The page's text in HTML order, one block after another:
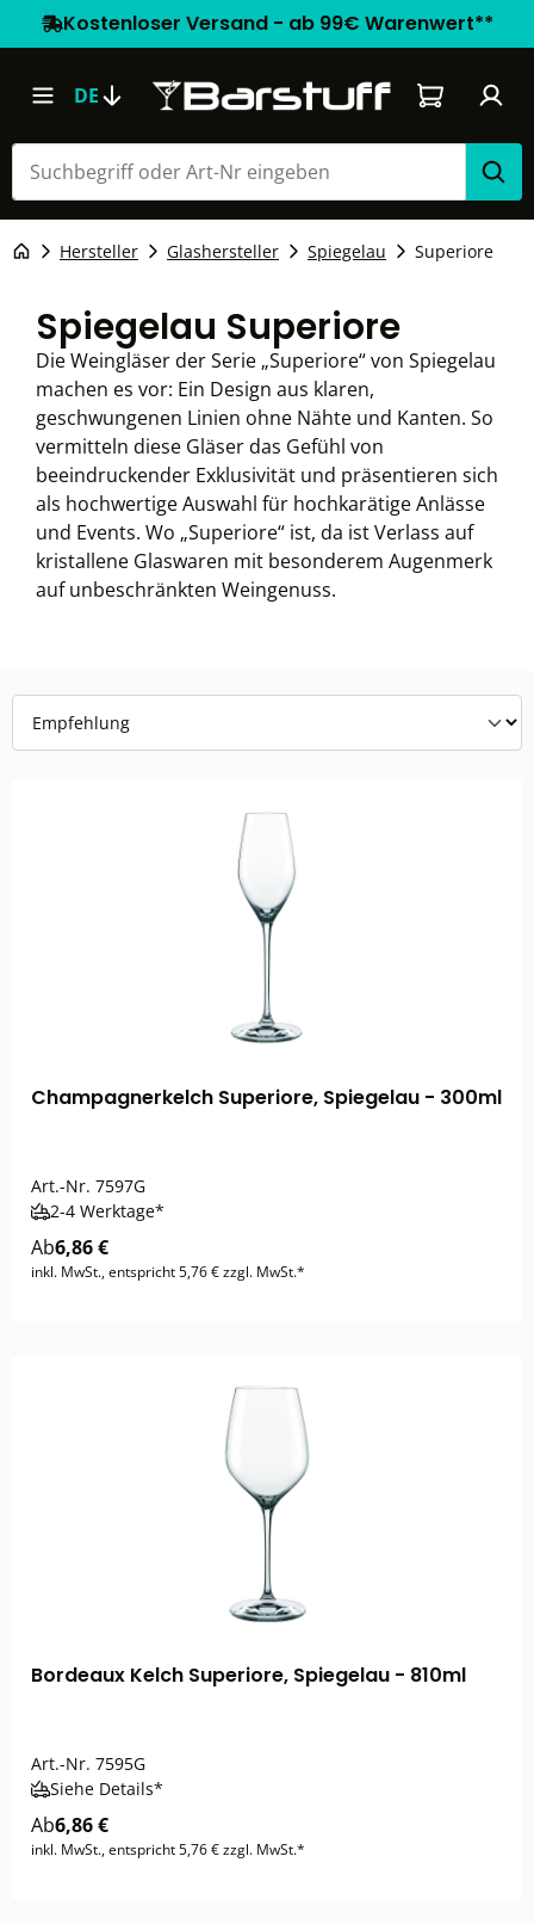
Kostenloser Versand - ab 99€ Warenwert**
DE Warenkorb
Hersteller Glashersteller Spiegelau Superiore
Spiegelau Superiore
Die Weingläser der Serie „Superiore“ von Spiegelau
machen es vor: Ein Design aus klaren,
geschwungenen Linien ohne Nähte und Kanten. So
vermitteln diese Gläser das Gefühl von
beeindruckender Exklusivität und präsentieren sich
als hochwertige Auswahl für hochkarätige Anlässe
und Events. Wo „Superiore“ ist, da ist Verlass auf
kristallene Glaswaren mit besonderem Augenmerk
auf unbeschränkten Weingenuss.
Champagnerkelch Superiore, Spiegelau - 300ml
Art.-Nr. 7597G
2-4 Werktage*
Ab6,86 €
inkl. MwSt., entspricht 5,76 € zzgl. MwSt.*
Bordeaux Kelch Superiore, Spiegelau - 810ml
Art.-Nr. 7595G
Siehe Details*
Ab6,86 €
inkl. MwSt., entspricht 5,76 € zzgl. MwSt.*